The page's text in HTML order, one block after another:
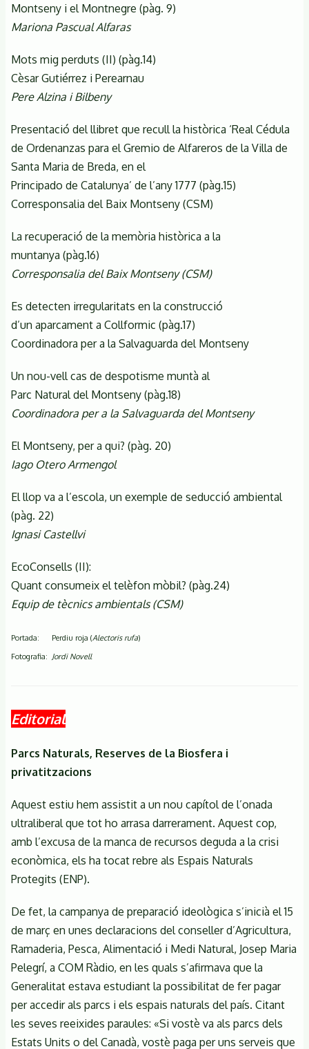
Montseny i el Montnegre (pàg. 9)
Mariona Pascual Alfaras
Mots mig perduts (II) (pàg.14)
Cèsar Gutiérrez i Perearnau
Pere Alzina i Bilbeny
Presentació del llibret que recull la històrica ‘Real Cédula
de Ordenanzas para el Gremio de Alfareros de la Villa de
Santa Maria de Breda, en el
Principado de Catalunya’ de l’any 1777 (pàg.15)
Corresponsalia del Baix Montseny (CSM)
La recuperació de la memòria històrica a la
muntanya (pàg.16)
Corresponsalia del Baix Montseny (CSM)
Es detecten irregularitats en la construcció
d’un aparcament a Collformic (pàg.17)
Coordinadora per a la Salvaguarda del Montseny
Un nou-vell cas de despotisme muntà al
Parc Natural del Montseny (pàg.18)
Coordinadora per a la Salvaguarda del Montseny
El Montseny, per a qui? (pàg. 20)
Iago Otero Armengol
El llop va a l’escola, un exemple de seducció ambiental
(pàg. 22)
Ignasi Castellvi
EcoConsells (II):
Quant consumeix el telèfon mòbil? (pàg.24)
Equip de tècnics ambientals (CSM)
Portada: Perdiu roja (Alectoris rufa)
Fotografia: Jordi Novell
Editorial
Parcs Naturals, Reserves de la Biosfera i
privatitzacions
Aquest estiu hem assistit a un nou capítol de l’onada
ultraliberal que tot ho arrasa darrerament. Aquest cop,
amb l’excusa de la manca de recursos deguda a la crisi
econòmica, els ha tocat rebre als Espais Naturals
Protegits (ENP).
De fet, la campanya de preparació ideològica s’inicià el 15
de març en unes declaracions del conseller d’Agricultura,
Ramaderia, Pesca, Alimentació i Medi Natural, Josep Maria
Pelegrí, a COM Ràdio, en les quals s’afirmava que la
Generalitat estava estudiant la possibilitat de fer pagar
per accedir als parcs i els espais naturals del país. Citant
les seves reeixides paraules: «Si vostè va als parcs dels
Estats Units o del Canadà, vostè paga per uns serveis que